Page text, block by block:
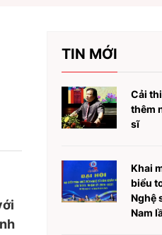
TIN MỚI
Cải
thêm
sĩ
Khai
biểu
Nghệ
Nam